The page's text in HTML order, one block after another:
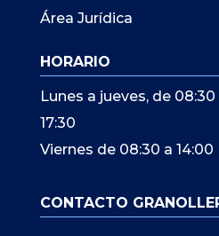
Área Jurídica
HORARIO
Lunes a jueves, de 08:30
17:30
Viernes de 08:30 a 14:00
CONTACTO